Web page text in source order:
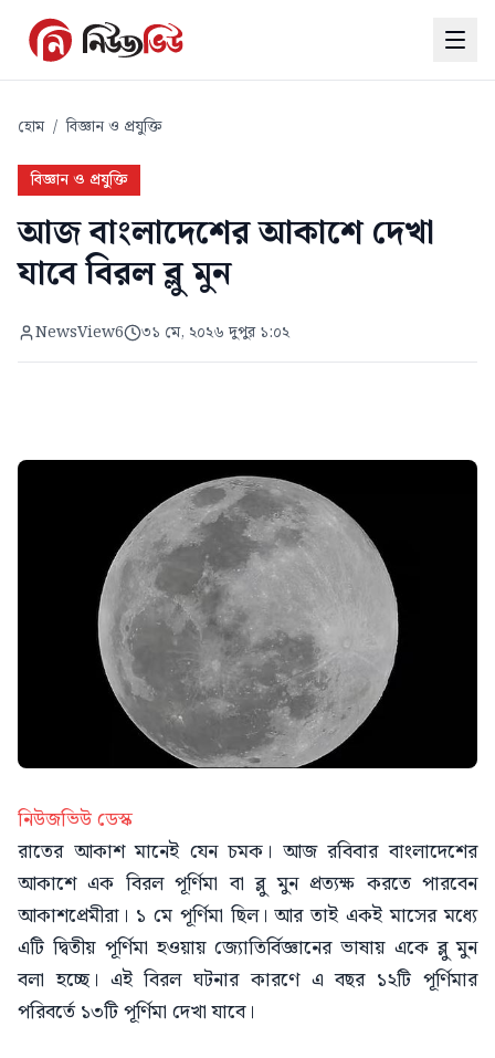
হোম / বিজ্ঞান ও প্রযুক্তি
বিজ্ঞান ও প্রযুক্তি
আজ বাংলাদেশের আকাশে দেখা
যাবে বিরল ব্লু মুন
NewsView6 ৩১ মে, ২০২৬ দুপুর ১:০২
নিউজভিউ ডেস্ক
রাতের আকাশ মানেই যেন চমক। আজ রবিবার বাংলাদেশের
আকাশে এক বিরল পূর্ণিমা বা ব্লু মুন প্রত্যক্ষ করতে পারবেন
আকাশপ্রেমীরা। ১ মে পূর্ণিমা ছিল। আর তাই একই মাসের মধ্যে
এটি দ্বিতীয় পূর্ণিমা হওয়ায় জ্যোতির্বিজ্ঞানের ভাষায় একে ব্লু মুন
বলা হচ্ছে। এই বিরল ঘটনার কারণে এ বছর ১২টি পূর্ণিমার
পরিবর্তে ১৩টি পূর্ণিমা দেখা যাবে।